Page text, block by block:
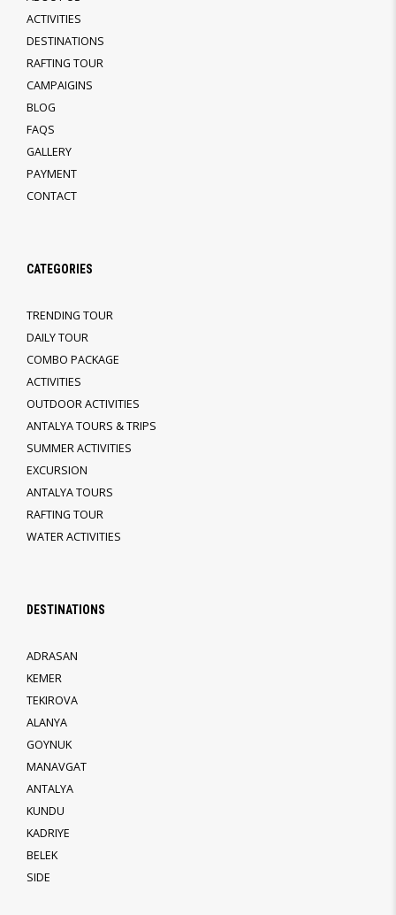
ACTIVITIES
DESTINATIONS
RAFTING TOUR
CAMPAIGINS
BLOG
FAQS
GALLERY
PAYMENT
CONTACT
CATEGORIES
TRENDING TOUR
DAILY TOUR
COMBO PACKAGE
ACTIVITIES
OUTDOOR ACTIVITIES
ANTALYA TOURS & TRIPS
SUMMER ACTIVITIES
EXCURSION
ANTALYA TOURS
RAFTING TOUR
WATER ACTIVITIES
DESTINATIONS
ADRASAN
KEMER
TEKIROVA
ALANYA
GOYNUK
MANAVGAT
ANTALYA
KUNDU
KADRIYE
BELEK
SIDE